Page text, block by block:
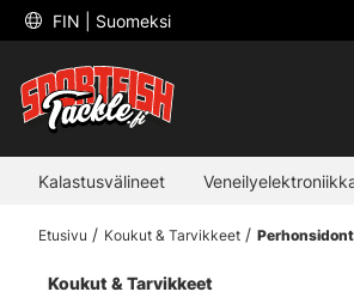
FIN | Suomeksi
Kalastusvälineet
Etusivu Koukut & Tarvikkeet
Koukut & Tarvikkeet